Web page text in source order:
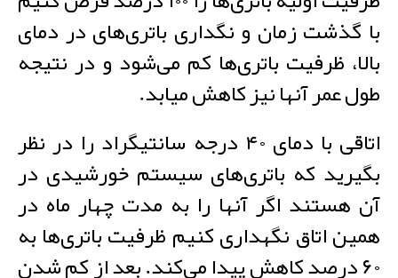
با گذشت زمان و نگداری باتری‌های در دمای
بالا، ظرفیت باتری‌ها کم می‌شود و در نتیجه
طول عمر آنها نیز کاهش میابد.
اتاقی با دمای ۴۰ درجه سانتیگراد را در نظر
بگیرید که باتری‌های سیستم خورشیدی در
آن هستند اگر آنها را به مدت چهار ماه در
همین اتاق نگهداری کنیم ظرفیت باتری‌ها به
۶۰ درصد کاهش پیدا می‌کند. بعد از کم شدن